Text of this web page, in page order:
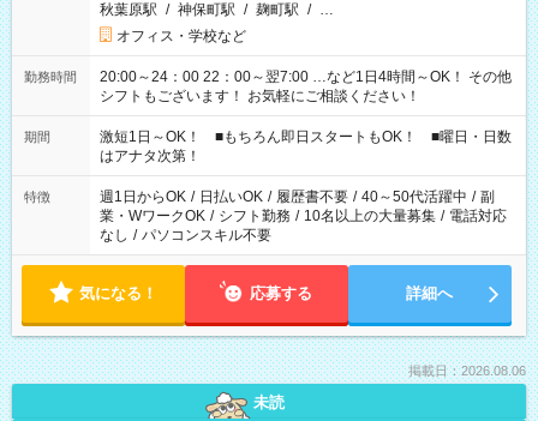
秋葉原駅 / 神保町駅 / 麹町駅 / …
オフィス・学校など
勤務時間
20:00～24：00 22：00～翌7:00 …など1日4時間～OK！ その他
シフトもございます！ お気軽にご相談ください！
期間
激短1日～OK！ ■もちろん即日スタートもOK！ ■曜日・日数
はアナタ次第！
特徴 週1日からOK / 日払いOK / 履歴書不要 / 40～50代活躍中 / 副
業・WワークOK / シフト勤務 / 10名以上の大量募集 / 電話対応
なし / パソコンスキル不要
気になる！ 応募する 詳細へ
掲載日：2026.08.06
未読